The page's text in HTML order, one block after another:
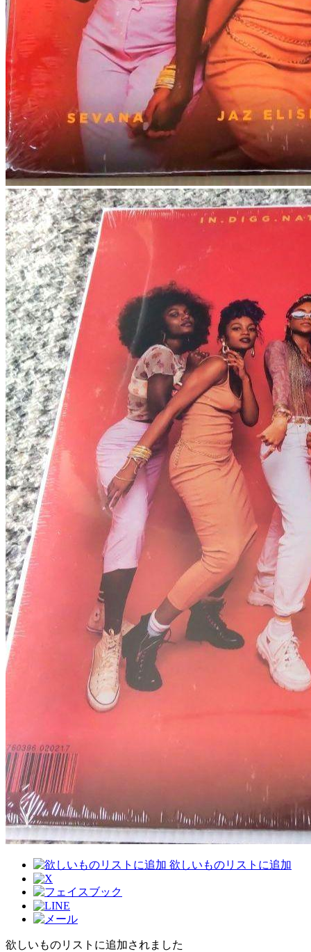
欲しいものリストに追加
欲しいものリストに追加されました